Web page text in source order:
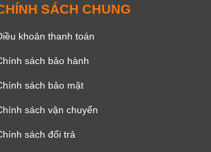
SÁCH CHUNG
khoản thanh toán
sách bảo hành
sách bảo mật
sách vận chuyển
sách đổi trả